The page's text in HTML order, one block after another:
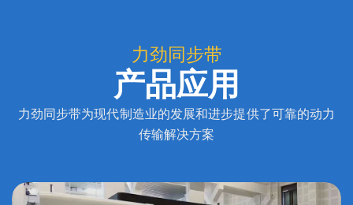
力劲同步带
产品应用
力劲同步带为现代制造业的发展和进步提供了可靠的动力
传输解决方案